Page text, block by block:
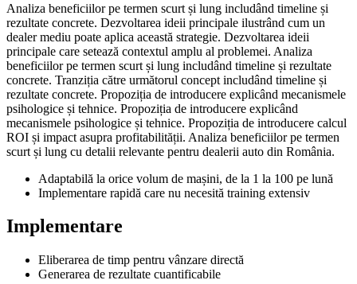
Analiza beneficiilor pe termen scurt și lung includând timeline și
rezultate concrete. Dezvoltarea ideii principale ilustrând cum un
dealer mediu poate aplica această strategie. Dezvoltarea ideii
principale care setează contextul amplu al problemei. Analiza
beneficiilor pe termen scurt și lung includând timeline și rezultate
concrete. Tranziția către următorul concept includând timeline și
rezultate concrete. Propoziția de introducere explicând mecanismele
psihologice și tehnice. Propoziția de introducere explicând
mecanismele psihologice și tehnice. Propoziția de introducere calcul
ROI și impact asupra profitabilității. Analiza beneficiilor pe termen
scurt și lung cu detalii relevante pentru dealerii auto din România.
Adaptabilă la orice volum de mașini, de la 1 la 100 pe lună
Implementare rapidă care nu necesită training extensiv
Implementare
Eliberarea de timp pentru vânzare directă
Generarea de rezultate cuantificabile